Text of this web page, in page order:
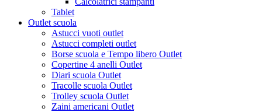
Tablet
Outlet scuola
Astucci vuoti outlet
Astucci completi outlet
Borse scuola e Tempo libero Outlet
Copertine 4 anelli Outlet
Diari scuola Outlet
Tracolle scuola Outlet
Trolley scuola Outlet
Zaini americani Outlet